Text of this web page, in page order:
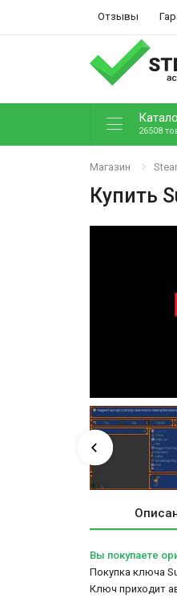
Отзывы
26508
Магазин
Купить
Вы покупаете
Покупка ключа
Ключ приходит